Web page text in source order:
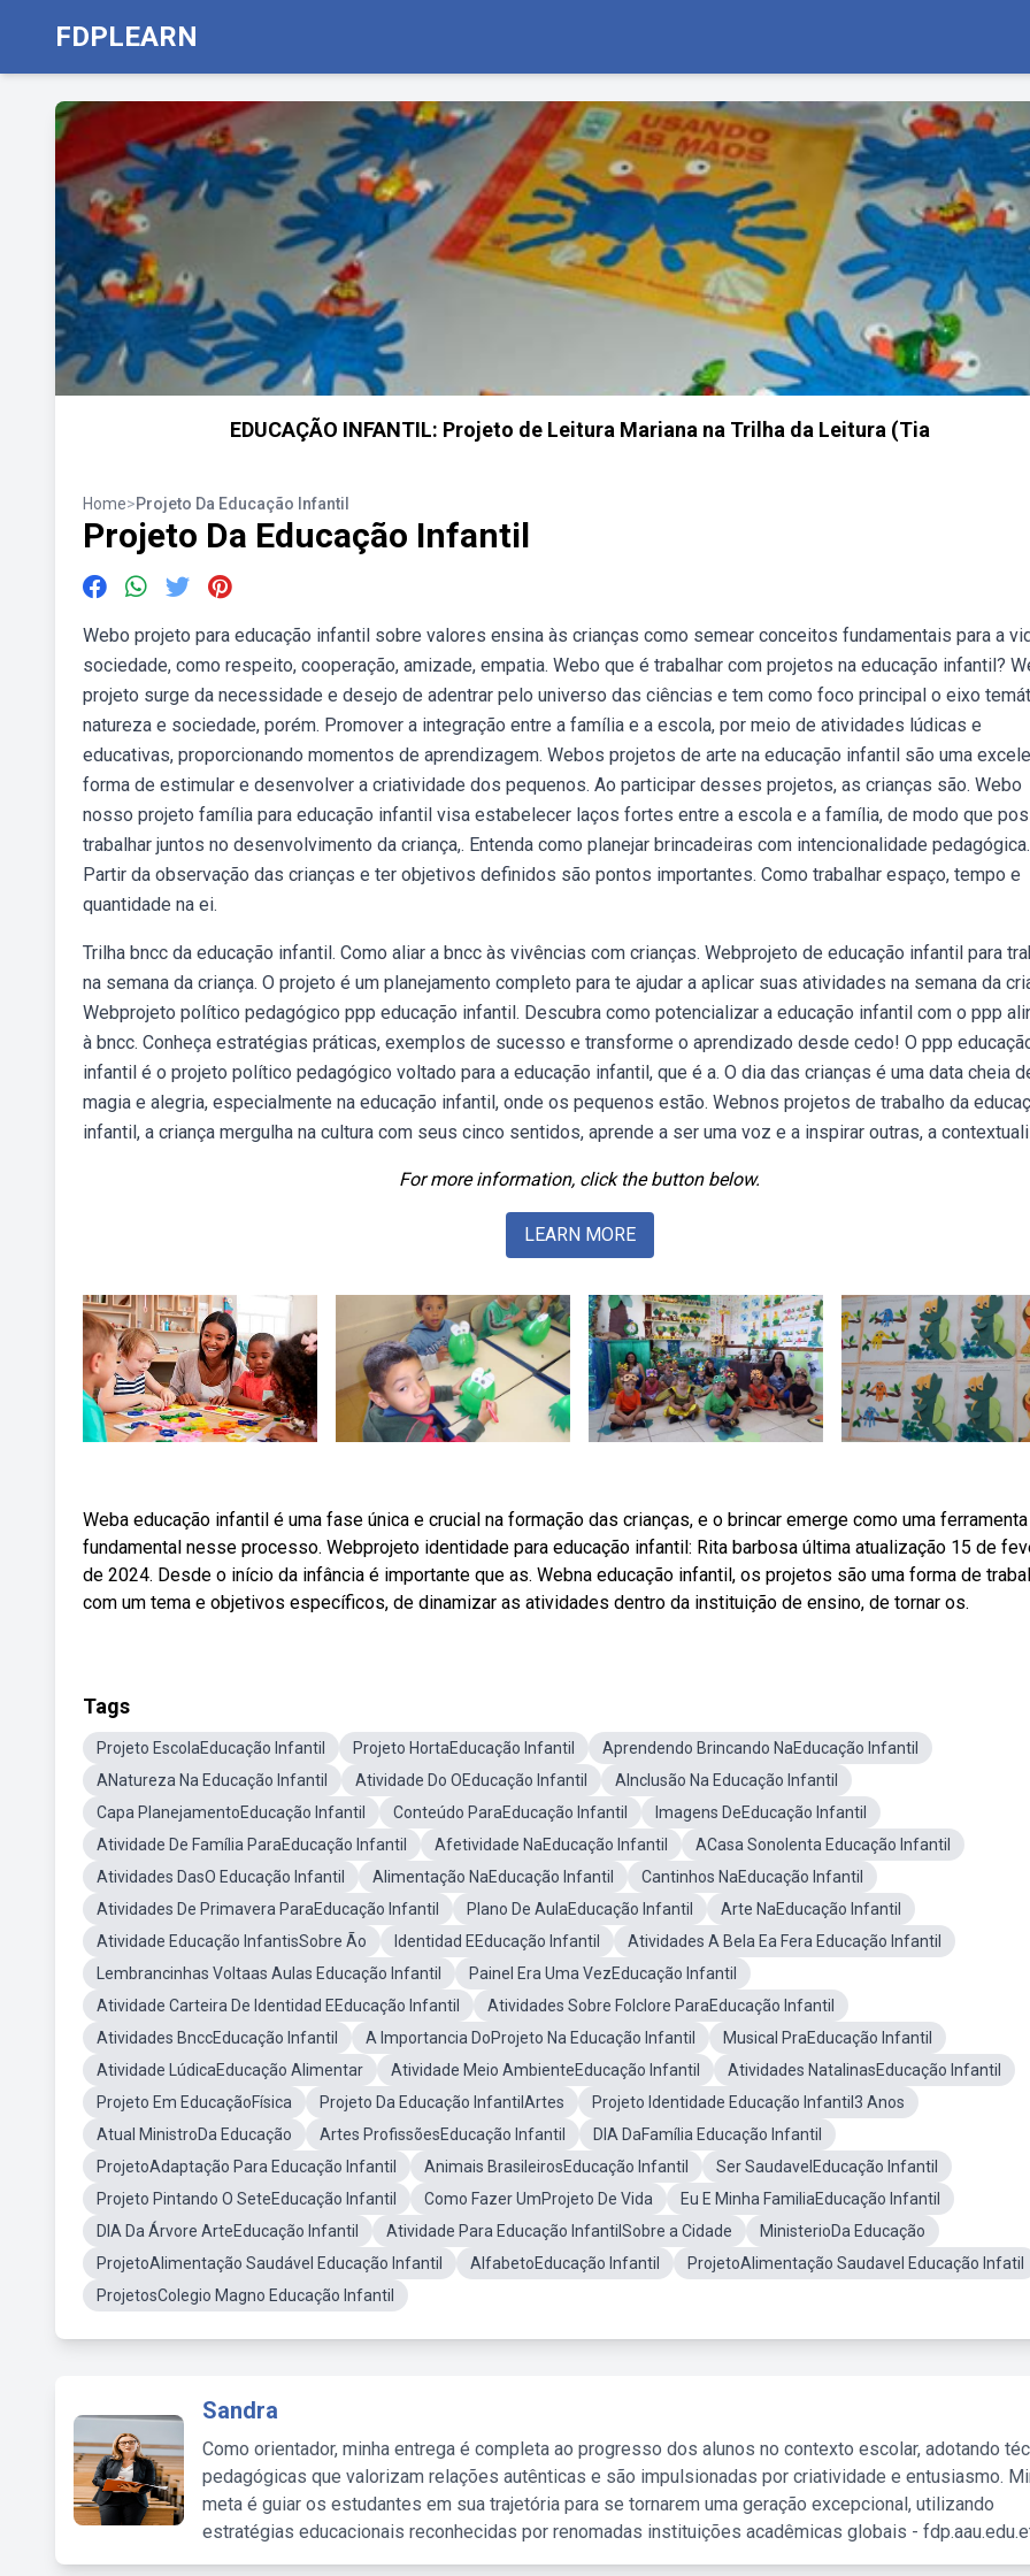
FDPLEARN
EDUCAÇÃO INFANTIL: Projeto de Leitura Mariana na Trilha da Leitura (Tia
Home>Projeto Da Educação Infantil
Projeto Da Educação Infantil
Webo projeto para educação infantil sobre valores ensina às crianças como semear conceitos fundamentais para a
sociedade, como respeito, cooperação, amizade, empatia. Webo que é trabalhar com projetos na educação infantil?
projeto surge da necessidade e desejo de adentrar pelo universo das ciências e tem como foco principal o eixo
natureza e sociedade, porém. Promover a integração entre a família e a escola, por meio de atividades lúdicas e
educativas, proporcionando momentos de aprendizagem. Webos projetos de arte na educação infantil são uma
forma de estimular e desenvolver a criatividade dos pequenos. Ao participar desses projetos, as crianças são. Webo
nosso projeto família para educação infantil visa estabelecer laços fortes entre a escola e a família, de modo que
trabalhar juntos no desenvolvimento da criança,. Entenda como planejar brincadeiras com intencionalidade pedagógica.
Partir da observação das crianças e ter objetivos definidos são pontos importantes. Como trabalhar espaço, tempo e
quantidade na ei.
Trilha bncc da educação infantil. Como aliar a bncc às vivências com crianças. Webprojeto de educação infantil para
na semana da criança. O projeto é um planejamento completo para te ajudar a aplicar suas atividades na semana da
Webprojeto político pedagógico ppp educação infantil. Descubra como potencializar a educação infantil com o ppp
à bncc. Conheça estratégias práticas, exemplos de sucesso e transforme o aprendizado desde cedo! O ppp
infantil é o projeto político pedagógico voltado para a educação infantil, que é a. O dia das crianças é uma data cheia
magia e alegria, especialmente na educação infantil, onde os pequenos estão. Webnos projetos de trabalho da
infantil, a criança mergulha na cultura com seus cinco sentidos, aprende a ser uma voz e a inspirar outras, a
For more information, click the button below.
LEARN MORE
Weba educação infantil é uma fase única e crucial na formação das crianças, e o brincar emerge como uma ferramenta
fundamental nesse processo. Webprojeto identidade para educação infantil: Rita barbosa última atualização 15 de
de 2024. Desde o início da infância é importante que as. Webna educação infantil, os projetos são uma forma de
com um tema e objetivos específicos, de dinamizar as atividades dentro da instituição de ensino, de tornar os.
Tags
Projeto EscolaEducação Infantil Projeto HortaEducação Infantil
Aprendendo Brincando NaEducação Infantil
ANatureza Na Educação Infantil
Atividade Do OEducação Infantil
AInclusão Na Educação Infantil
Capa PlanejamentoEducação Infantil
Conteúdo ParaEducação Infantil
Imagens DeEducação Infantil
Atividade De Família ParaEducação Infantil
Afetividade NaEducação Infantil
ACasa Sonolenta Educação Infantil
Atividades DasO Educação Infantil
Alimentação NaEducação Infantil
Cantinhos NaEducação Infantil
Atividades De Primavera ParaEducação Infantil
Plano De AulaEducação Infantil
Arte NaEducação Infantil
Atividade Educação InfantisSobre Ão
Identidad EEducação Infantil
Atividades A Bela Ea Fera Educação Infantil
Lembrancinhas Voltaas Aulas Educação Infantil
Painel Era Uma VezEducação Infantil
Atividade Carteira De Identidad EEducação Infantil
Atividades Sobre Folclore ParaEducação Infantil
Atividades BnccEducação Infantil
A Importancia DoProjeto Na Educação Infantil
Musical PraEducação Infantil
Atividade LúdicaEducação Alimentar
Atividade Meio AmbienteEducação Infantil
Atividades NatalinasEducação Infantil
Projeto Em EducaçãoFísica
Projeto Da Educação InfantilArtes
Projeto Identidade Educação Infantil3 Anos
Atual MinistroDa Educação
Artes ProfissõesEducação Infantil
DIA DaFamília Educação Infantil
ProjetoAdaptação Para Educação Infantil
Animais BrasileirosEducação Infantil
Ser SaudavelEducação Infantil
Projeto Pintando O SeteEducação Infantil
Como Fazer UmProjeto De Vida
Eu E Minha FamiliaEducação Infantil
DIA Da Árvore ArteEducação Infantil
Atividade Para Educação InfantilSobre a Cidade
MinisterioDa Educação
ProjetoAlimentação Saudável Educação Infantil
AlfabetoEducação Infantil
ProjetoAlimentação Saudavel Educação Infatil
ProjetosColegio Magno Educação Infantil
Sandra
Como orientador, minha entrega é completa ao progresso dos alunos no contexto escolar, adotando
pedagógicas que valorizam relações autênticas e são impulsionadas por criatividade e entusiasmo.
meta é guiar os estudantes em sua trajetória para se tornarem uma geração excepcional, utilizando
estratégias educacionais reconhecidas por renomadas instituições acadêmicas globais -